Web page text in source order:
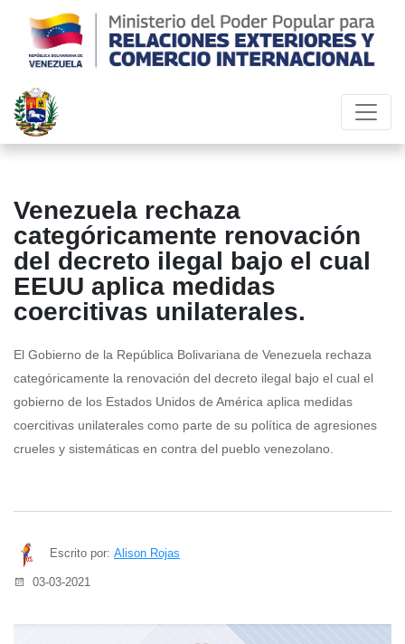
Venezuela rechaza
categóricamente renovación
del decreto ilegal bajo el cual
EEUU aplica medidas
coercitivas unilaterales.
El Gobierno de la República Bolivariana de Venezuela rechaza
categóricamente la renovación del decreto ilegal bajo el cual el
gobierno de los Estados Unidos de América aplica medidas
coercitivas unilaterales como parte de su política de agresiones
crueles y sistemáticas en contra del pueblo venezolano.
Escrito por: Alison Rojas
03-03-2021